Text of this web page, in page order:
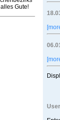
Gute!